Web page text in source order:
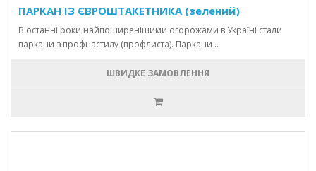
ПАРКАН ІЗ ЄВРОШТАКЕТНИКА (зелений)
В останні роки найпоширенішими огорожами в Україні стали
паркани з профнастилу (профлиста). Паркани ..
ШВИДКЕ ЗАМОВЛЕННЯ